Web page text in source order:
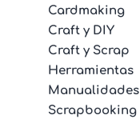
Cardmaking
Craft y DIY
Craft y Scrap
Herramientas
Manualidades
Scrapbooking